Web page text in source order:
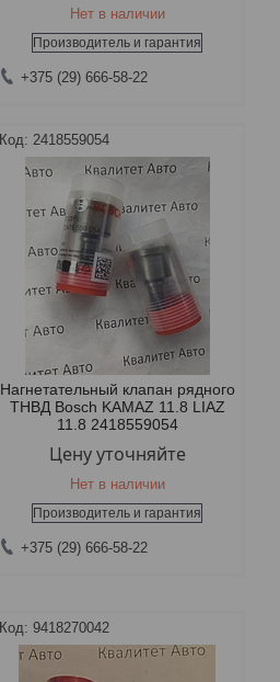
Нет в наличии
Производитель и гарантия
+375 (29) 666-58-22
2418559054
Нагнетательный клапан рядного
ТНВД Bosch KAMAZ 11.8 LIAZ
11.8 2418559054
Цену уточняйте
Нет в наличии
Производитель и гарантия
+375 (29) 666-58-22
9418270042